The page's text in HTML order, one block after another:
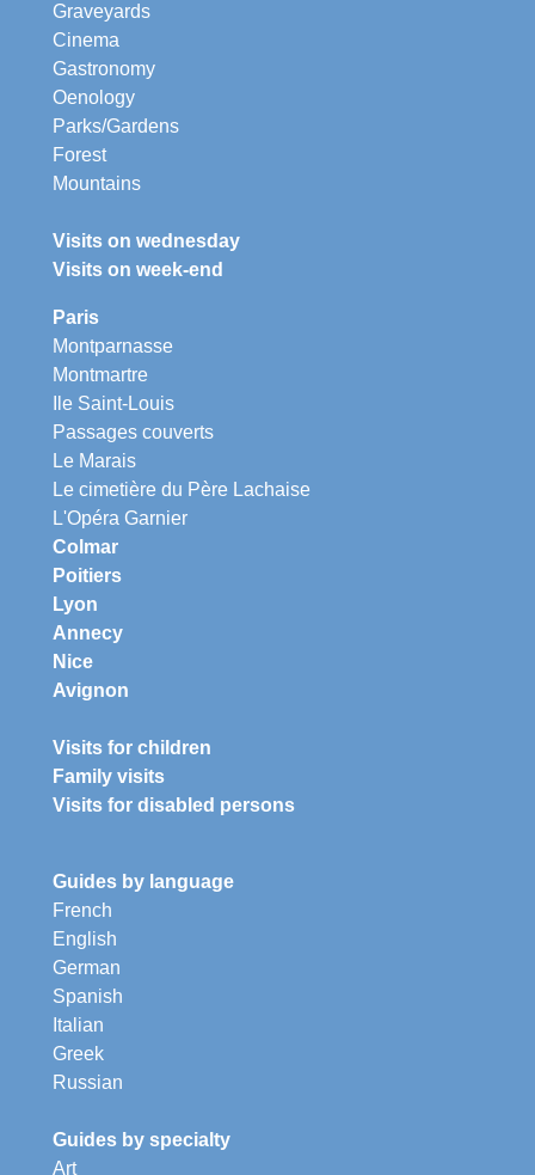
Graveyards
Cinema
Gastronomy
Oenology
Parks/Gardens
Forest
Mountains
Visits on wednesday
Visits on week-end
Paris
Montparnasse
Montmartre
Ile Saint-Louis
Passages couverts
Le Marais
Le cimetière du Père Lachaise
L'Opéra Garnier
Colmar
Poitiers
Lyon
Annecy
Nice
Avignon
Visits for children
Family visits
Visits for disabled persons
Guides by language
French
English
German
Spanish
Italian
Greek
Russian
Guides by specialty
Art